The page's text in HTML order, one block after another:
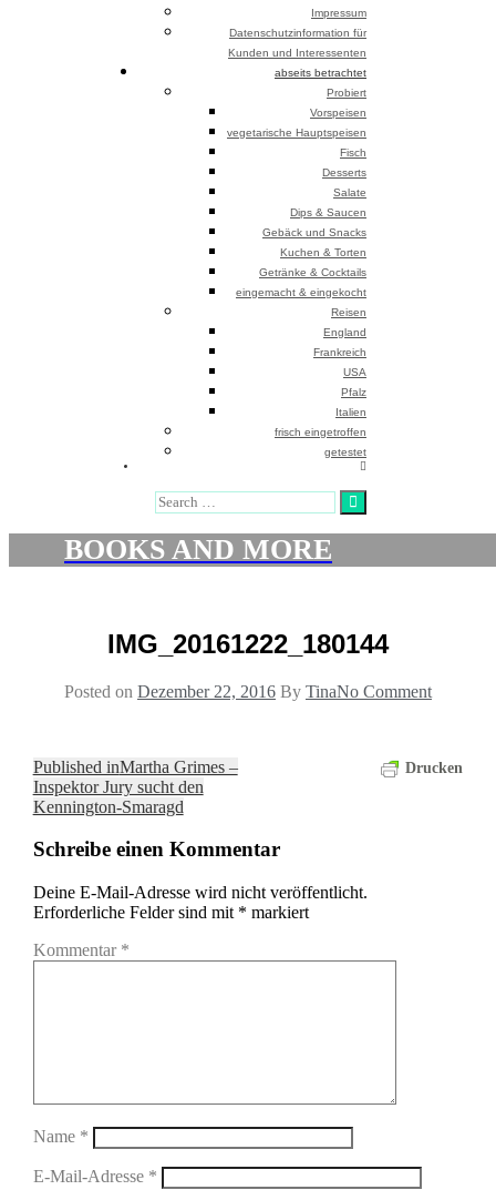
Impressum
Datenschutzinformation für
Kunden und Interessenten
abseits betrachtet
Probiert
Vorspeisen
vegetarische Hauptspeisen
Fisch
Desserts
Salate
Dips & Saucen
Gebäck und Snacks
Kuchen & Torten
Getränke & Cocktails
eingemacht & eingekocht
Reisen
England
Frankreich
USA
Pfalz
Italien
frisch eingetroffen
getestet
Search
BOOKS AND MORE
IMG_20161222_180144
Posted on Dezember 22, 2016By TinaNo Comment
Drucken
Beitragsnavigation
Published inMartha Grimes –
Inspektor Jury sucht den
Kennington-Smaragd
Schreibe einen Kommentar
Deine E-Mail-Adresse wird nicht veröffentlicht.
Erforderliche Felder sind mit * markiert
Kommentar *
Name *
E-Mail-Adresse *